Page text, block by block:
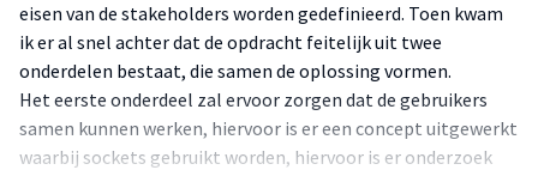
eisen van de stakeholders worden gedefinieerd. Toen kwam
ik er al snel achter dat de opdracht feitelijk uit twee
onderdelen bestaat, die samen de oplossing vormen.
Het eerste onderdeel zal ervoor zorgen dat de gebruikers
samen kunnen werken, hiervoor is er een concept uitgewerkt
waarbij sockets gebruikt worden, hiervoor is er onderzoek